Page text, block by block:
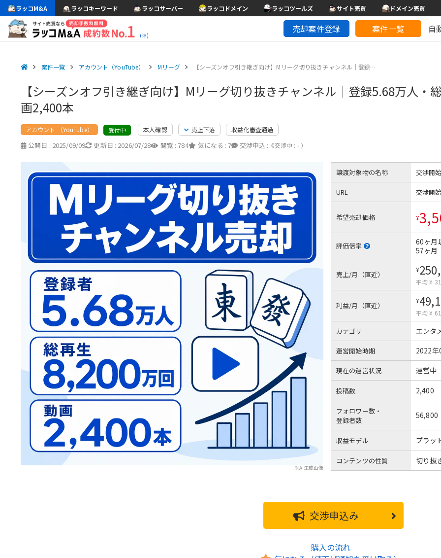
ラッコM&A ラッコキーワード ラッコサーバー ラッコドメイン ラッコツールズ サイト売買 ドメイン売買
(※)
売却案件登録 案件一覧 自
案件一覧 アカウント（YouTube） Mリーグ 【シーズンオフ引き継ぎ向け】Mリーグ切り抜きチャンネル｜登録…
【シーズンオフ引き継ぎ向け】Mリーグ切り抜きチャンネル｜登録5.68万人・
画2,400本
アカウント （YouTube） 受付中 本人確認 売上下落 収益化審査通過
公開日 : 2025/09/09 更新日 : 2026/07/28 閲覧 : 784 気になる : 7 交渉申込 : 4
（交渉中 : - ）
※AI生成画像
譲渡対象物の名称 交渉開
URL 交渉開
希望売却価格 ¥
評価倍率
60ヶ月
57ヶ月
売上/月（直近）
¥
平均 ¥
利益/月（直近）
¥
平均 ¥
カテゴリ エンタ
運営開始時期 2022年
現在の運営状況 運営中
投稿数 2,400
フォロワー数・
登録者数
56,800
収益モデル プラッ
コンテンツの性質 切り抜
交渉申込み
購入の流れ